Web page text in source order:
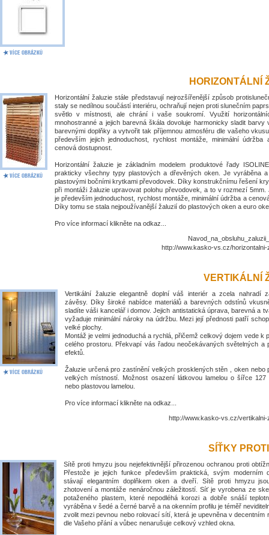
HORIZONTÁLNÍ
Horizontální žaluzie stále představují nejrozšířenější způsob
staly se nedílnou součástí interiéru, ochraňují nejen proti slunečním
světlo v místnosti, ale chrání i vaše soukromí. Využití
mnohostranné a jejich barevná škála dovoluje harmonicky sladit barvy
barevnými doplňky a vytvořit tak příjemnou atmosféru dle vašeho
především jejich jednoduchost, rychlost montáže, minimální údržba
cenová dostupnost.
Horizontální žaluzie je základním modelem produktové řady
prakticky všechny typy plastových a dřevěných oken. Je vyráběna
plastovými bočními krytkami převodovek. Díky konstrukčnímu řešení
při montáži žaluzie upravovat polohu převodovek, a to v rozmezí 5mm.
je především jednoduchost, rychlost montáže, minimální údržba a
Díky tomu se stala nejpoužívanější žaluzií do plastových oken a euro
Pro více informací klikněte na odkaz...
http://www.kasko-vs.cz/horizontalni-
VERTIKÁLNÍ
Vertikální žaluzie elegantně doplní váš interiér a zcela nahradí
závěsy. Díky široké nabídce materiálů a barevných odstínů
sladíte váši kancelář i domov. Jejich antistatická úprava, barevná a
vyžaduje minimální nároky na údržbu. Mezi její přednosti patří
velké plochy.
Montáž je velmi jednoduchá a rychlá, přičemž celkový dojem vede k
celého prostoru. Překvapí vás řadou neočekávaných světelných a
efektů.
Žaluzie určená pro zastínění velkých prosklených stěn , oken nebo
velkých místností. Možnost osazení látkovou lamelou o šířce 127
nebo plastovou lamelou.
Pro více informací klikněte na odkaz...
http://www.kasko-vs.cz/vertikalni-
SÍŤKY
Sítě proti hmyzu jsou nejefektivnější přirozenou ochranou proti
Přestože je jejich funkce především praktická, svým moderním
stávají elegantním doplňkem oken a dveří. Sítě proti hmyzu
zhotovení a montáže nenáročnou záležitostí. Síť je vyrobena ze
potaženého plastem, které nepodléhá korozi a dobře snáší
vyráběna v šedé a černé barvě a na okenním profilu je téměř
zvolit mezi pevnou nebo rolovací sítí, která je upevněna v decentním
dle Vašeho přání a vůbec nenarušuje celkový vzhled okna.